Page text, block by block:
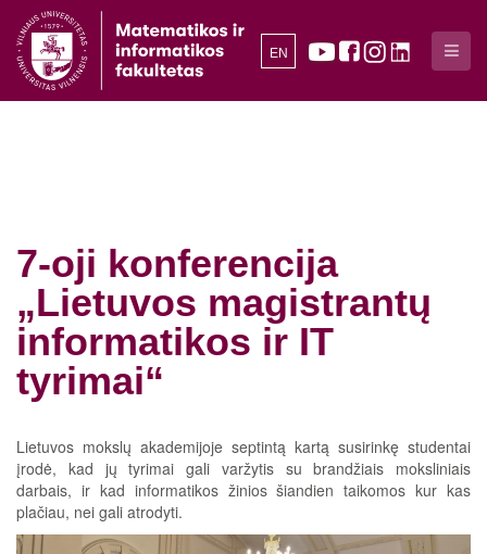
EN
7-oji konferencija
„Lietuvos magistrantų
informatikos ir IT
tyrimai“
Lietuvos mokslų akademijoje septintą kartą susirinkę studentai
įrodė, kad jų tyrimai gali varžytis su brandžiais moksliniais
darbais, ir kad informatikos žinios šiandien taikomos kur kas
plačiau, nei gali atrodyti.